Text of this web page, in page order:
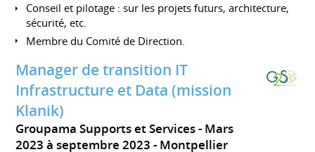
Conseil et pilotage : sur les projets futurs, architecture,
sécurité, etc.
Membre du Comité de Direction.
Manager de transition IT
Infrastructure et Data (mission
Klanik)
Groupama Supports et Services
Mars
2023 à septembre 2023 Montpellier